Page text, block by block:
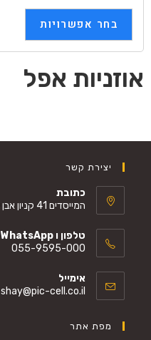
בחר אפשרויות
אוזניות אפל
יצירת קשר
כתובת
המייסדים 41 קניון אבן יהודה
טלפון ו WhatsApp
055-9595-000
אימייל
shay@pic-cell.co.il
מפת אתר